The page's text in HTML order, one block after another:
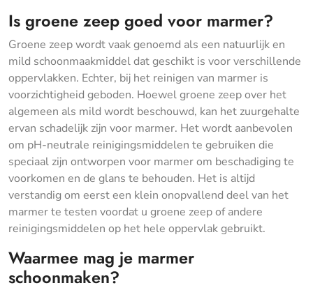
Is groene zeep goed voor marmer?
Groene zeep wordt vaak genoemd als een natuurlijk en
mild schoonmaakmiddel dat geschikt is voor verschillende
oppervlakken. Echter, bij het reinigen van marmer is
voorzichtigheid geboden. Hoewel groene zeep over het
algemeen als mild wordt beschouwd, kan het zuurgehalte
ervan schadelijk zijn voor marmer. Het wordt aanbevolen
om pH-neutrale reinigingsmiddelen te gebruiken die
speciaal zijn ontworpen voor marmer om beschadiging te
voorkomen en de glans te behouden. Het is altijd
verstandig om eerst een klein onopvallend deel van het
marmer te testen voordat u groene zeep of andere
reinigingsmiddelen op het hele oppervlak gebruikt.
Waarmee mag je marmer
schoonmaken?